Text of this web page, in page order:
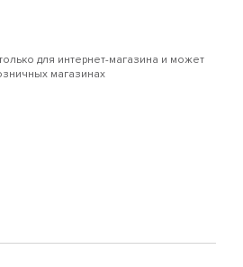
для интернет-магазина и может
магазинах